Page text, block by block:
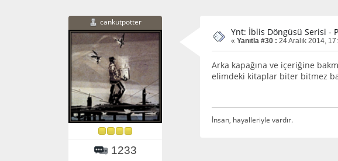
cankutpotter
1233
Ynt: İblis Döngüsü Serisi -
« Yanıtla #30 : 24 Aralık 2014,
Arka kapağına ve içeriğine
elimdeki kitaplar biter bitmez
İnsan, hayalleriyle vardır.